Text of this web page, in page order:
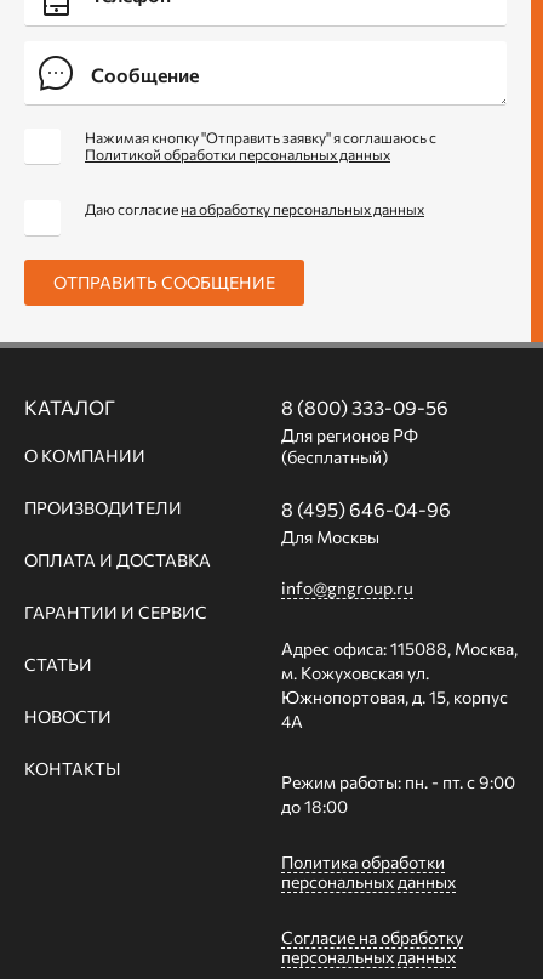
Нажимая кнопку "Отправить заявку" я соглашаюсь с
Политикой обработки персональных данных
Даю согласие на обработку персональных данных
ОТПРАВИТЬ СООБЩЕНИЕ
КАТАЛОГ
О КОМПАНИИ
ПРОИЗВОДИТЕЛИ
ОПЛАТА И ДОСТАВКА
ГАРАНТИИ И СЕРВИС
СТАТЬИ
НОВОСТИ
КОНТАКТЫ
8 (800) 333-09-56
Для регионов РФ
(бесплатный)
8 (495) 646-04-96
Для Москвы
info@gngroup.ru
Адрес офиса: 115088, Москва,
м. Кожуховская ул.
Южнопортовая, д. 15, корпус
4А
Режим работы: пн. - пт. с 9:00
до 18:00
Политика обработки
персональных данных
Согласие на обработку
персональных данных